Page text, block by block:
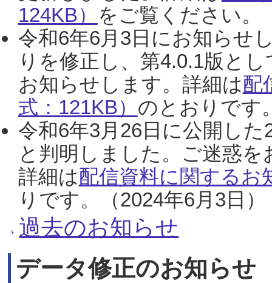
124KB） をご覧ください。
令和6年6月3日にお知らせ
りを修正し、第4.0.1版と
お知らせします。詳細は配
式：121KB） のとおりです
令和6年3月26日に公開し
と判明しました。ご迷惑
詳細は配信資料に関するお
りです。（2024年6月3日）
過去のお知らせ
データ修正のお知らせ